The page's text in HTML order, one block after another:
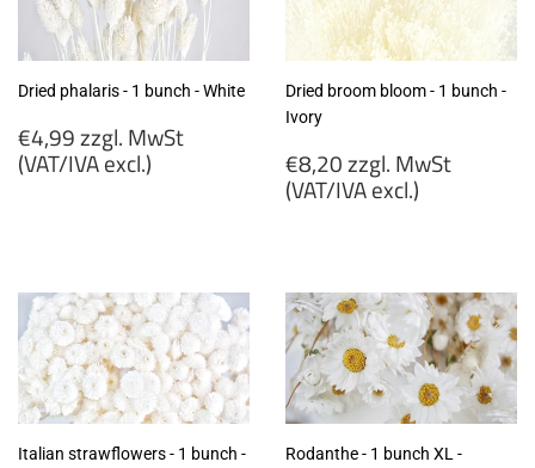
Dried phalaris - 1 bunch - White
Regular
price
€4,99 zzgl. MwSt
(VAT/IVA excl.)
(VAT/IVA
excl.)
Dried broom bloom - 1 bunch -
Ivory
Regular
price
€8,20 zzgl. MwSt
(VAT/IVA excl.)
MwSt
(VAT/IVA
excl.)
Italian strawflowers - 1 bunch -
Rodanthe - 1 bunch XL -